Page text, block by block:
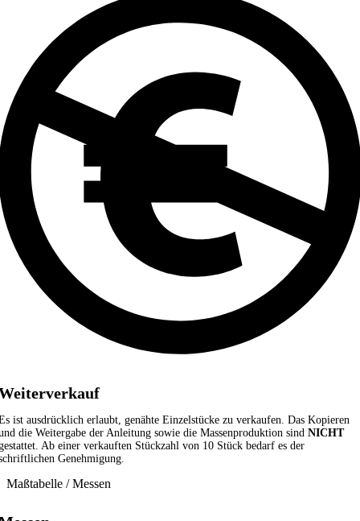
ist ausdrücklich erlaubt, genähte Einzelstücke zu verkaufen. Das Kopieren
die Weitergabe der Anleitung sowie die Massenproduktion sind NICHT
Ab einer verkauften Stückzahl von 10 Stück bedarf es der
Genehmigung.
Maßtabelle / Messen